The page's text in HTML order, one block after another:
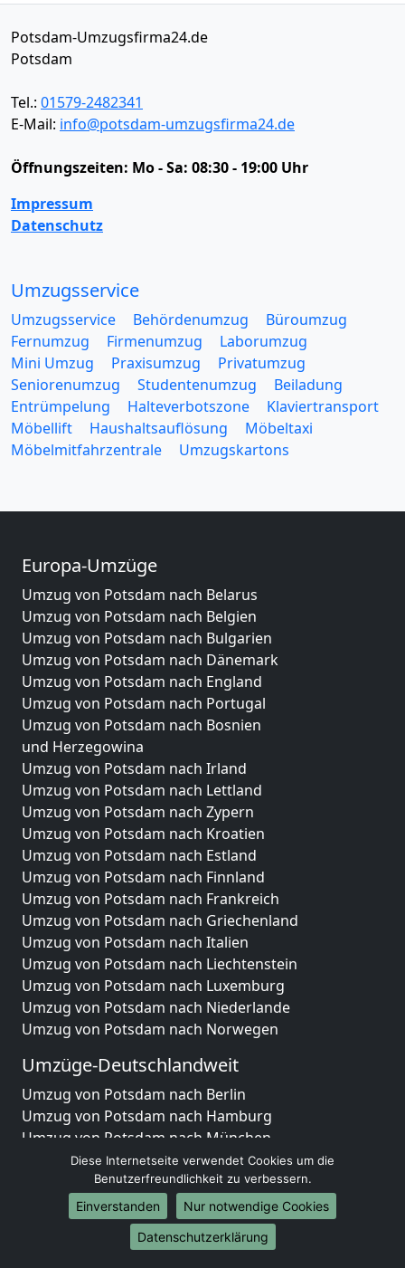
Potsdam-Umzugsfirma24.de
Potsdam
Tel.: 01579-2482341
E-Mail: info@potsdam-umzugsfirma24.de
Öffnungszeiten: Mo - Sa: 08:30 - 19:00 Uhr
Impressum
Datenschutz
Umzugsservice
Umzugsservice Behördenumzug
Büroumzug
Fernumzug
Firmenumzug
Laborumzug
Mini Umzug
Praxisumzug
Privatumzug
Seniorenumzug
Studentenumzug
Beiladung
Entrümpelung
Halteverbotszone
Klaviertransport
Möbellift
Haushaltsauflösung
Möbeltaxi
Möbelmitfahrzentrale
Umzugskartons
Europa-Umzüge
Umzug von Potsdam nach Belarus
Umzug von Potsdam nach Belgien
Umzug von Potsdam nach Bulgarien
Umzug von Potsdam nach Dänemark
Umzug von Potsdam nach England
Umzug von Potsdam nach Portugal
Umzug von Potsdam nach Bosnien
und Herzegowina
Umzug von Potsdam nach Irland
Umzug von Potsdam nach Lettland
Umzug von Potsdam nach Zypern
Umzug von Potsdam nach Kroatien
Umzug von Potsdam nach Estland
Umzug von Potsdam nach Finnland
Umzug von Potsdam nach Frankreich
Umzug von Potsdam nach Griechenland
Umzug von Potsdam nach Italien
Umzug von Potsdam nach Liechtenstein
Umzug von Potsdam nach Luxemburg
Umzug von Potsdam nach Niederlande
Umzug von Potsdam nach Norwegen
Umzüge-Deutschlandweit
Umzug von Potsdam nach Berlin
Umzug von Potsdam nach Hamburg
Umzug von Potsdam nach München
Umzug von Potsdam nach Köln
Umzug von Potsdam nach Frankfurt am Main
Umzug von Potsdam nach Stuttgart
Umzug von Potsdam nach Düsseldorf
Umzug von Potsdam nach Leipzig
Diese Internetseite verwendet Cookies um die
Benutzerfreundlichkeit zu verbessern.
Einverstanden
Nur notwendige Cookies
Datenschutzerklärung